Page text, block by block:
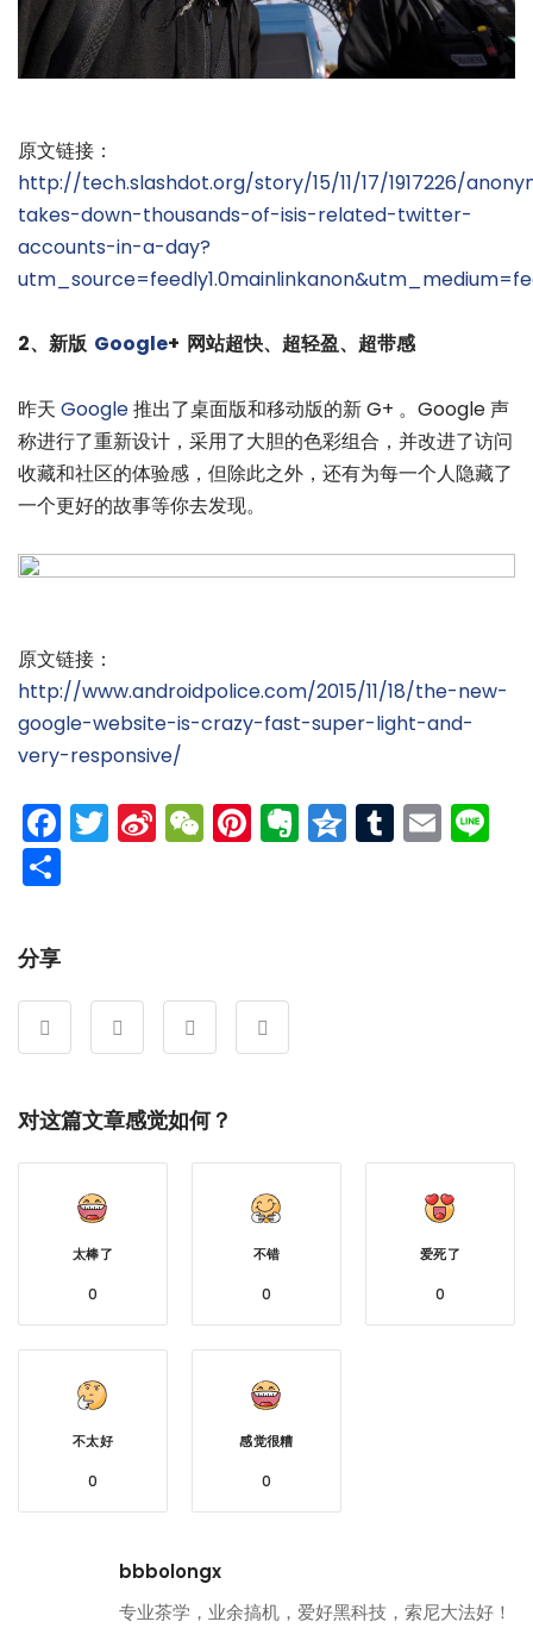
原文链接：
http://tech.slashdot.org/story/15/11/17/1917226/
takes-down-thousands-of-isis-related-twitter-
accounts-in-a-day?
2、新版 Google+ 网站超快、超轻盈、超带感
昨天 Google推出了桌面版和移动版的新 G+ 。Google 声
称进行了重新设计，采用了大胆的色彩组合，并改进了访问
收藏和社区的体验感，但除此之外，还有为每一个人隐藏了
一个更好的故事等你去发现。
原文链接：
http://www.androidpolice.com/2015/11/18/the-new-
google-website-is-crazy-fast-super-light-and-
very-responsive/
Facebook
Twitter
Sina
Weibo
WeChat
Pinterest
Evernote
Qzone
Tumblr
分享
对这篇文章感觉如何？
太棒了
0
不错
0
爱死了
0
不太好
0
感觉很糟
0
bbbolongx
专业茶学，业余搞机，爱好黑科技，索尼大法好！